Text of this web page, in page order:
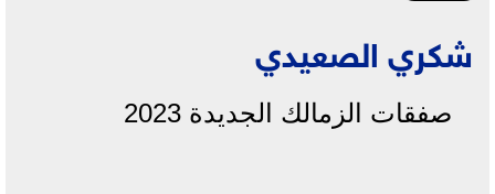
شكري الصعيدي
صفقات الزمالك الجديدة 2023